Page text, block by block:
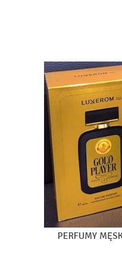
PERFUMY